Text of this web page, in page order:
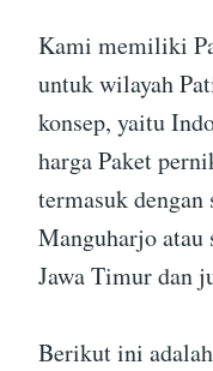
Kami memiliki
untuk wilayah
konsep, yaitu
harga Paket
termasuk
Manguharjo atau
Jawa Timur dan
Berikut ini